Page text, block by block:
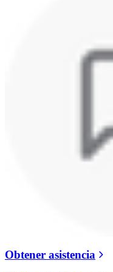
Obtener asistencia